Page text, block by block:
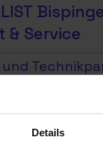
Details
& Service
2